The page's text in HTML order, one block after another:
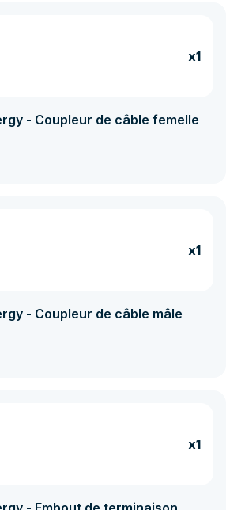
x1
- Coupleur de câble femelle
x1
- Coupleur de câble mâle
x1